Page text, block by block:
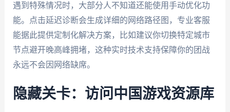
遇到特殊情况时，大部分人不知道还能使用手动优化功
能。点击延迟诊断会生成详细的网络路径图，专业客服
能据此提供定制化解决方案，比如建议你切换特定城市
节点避开晚高峰拥堵，这种实时技术支持保障你的团战
永远不会因网络缺席。
隐藏关卡：访问中国游戏资源库